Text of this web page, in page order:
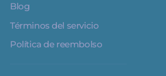
Blog
Términos del servicio
Política de reembolso